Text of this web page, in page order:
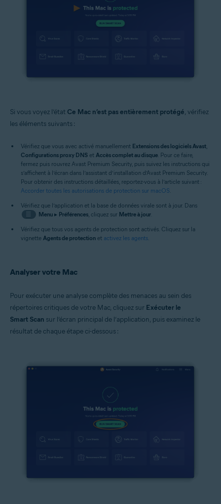
Si vous voyez l’état Ce Mac n’est pas entièrement protégé, vérifiez
les éléments suivants :
Vérifiez que vous avec activé manuellement Extensions des logiciels Avast,
Configurations proxy DNS et Accès complet au disque. Pour ce faire,
fermez puis rouvrez Avast Premium Security, puis suivez les instructions qui
s’affichent à l’écran dans l’assistant d’installation d’Avast Premium Security.
Pour obtenir des instructions détaillées, reportez-vous à l’article suivant :
Accorder toutes les autorisations de protection sur macOS.
Vérifiez que l’application et la base de données virale sont à jour. Dans
☰
Menu▸ Préférences, cliquez sur Mettre à jour.
Vérifiez que tous vos agents de protection sont activés. Cliquez sur la
vignette Agents de protection et activez les agents.
Analyser votre Mac
Pour exécuter une analyse complète des menaces au sein des
répertoires critiques de votre Mac, cliquez sur Exécuter le
Smart Scan sur l’écran principal de l’application, puis examinez le
résultat de chaque étape ci-dessous :